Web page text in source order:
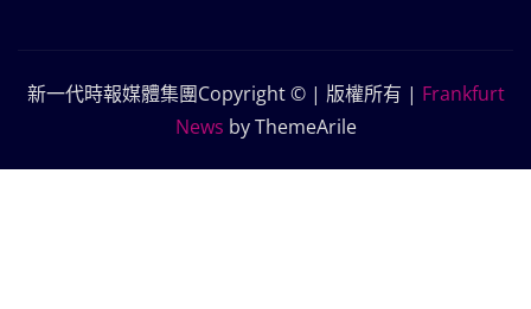
新一代時報媒體集團Copyright © | 版權所有 | Frankfurt
News by ThemeArile